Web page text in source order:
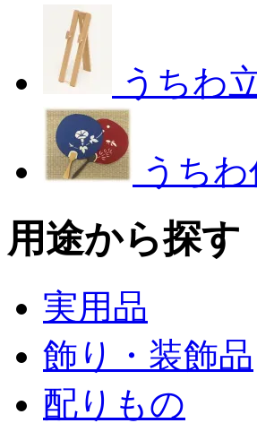
うちわ
うち
用途から探す
実用品
飾り・装飾品
配りもの